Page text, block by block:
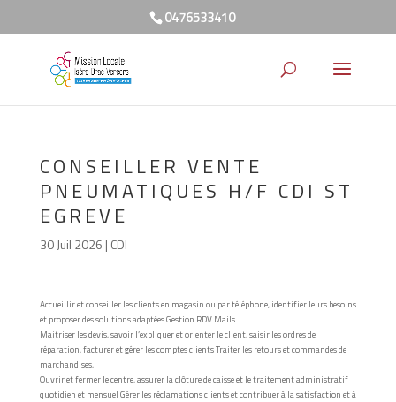
0476533410
CONSEILLER VENTE
PNEUMATIQUES H/F CDI ST
EGREVE
30 Juil 2026 | CDI
Accueillir et conseiller les clients en magasin ou par téléphone, identifier leurs besoins
et proposer des solutions adaptées Gestion RDV Mails
Maitriser les devis, savoir l’expliquer et orienter le client, saisir les ordres de
réparation, facturer et gérer les comptes clients Traiter les retours et commandes de
marchandises,
Ouvrir et fermer le centre, assurer la clôture de caisse et le traitement administratif
quotidien et mensuel Gérer les réclamations clients et contribuer à la satisfaction et à